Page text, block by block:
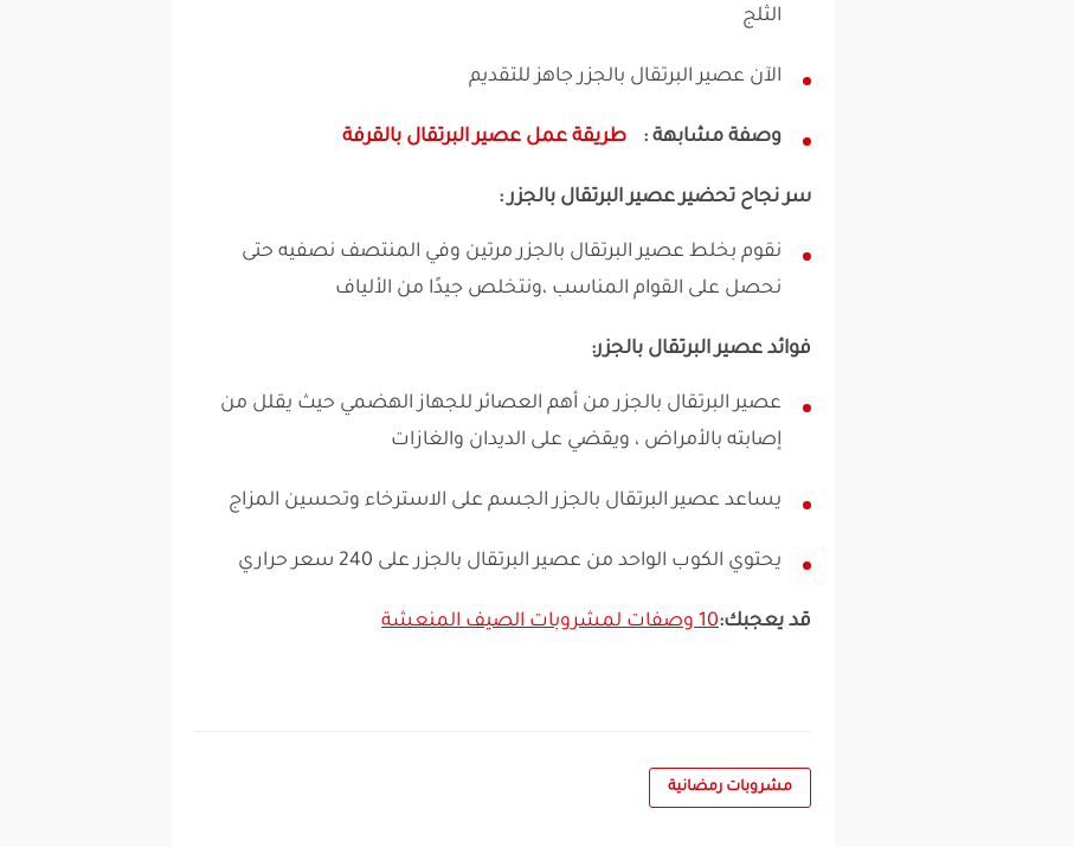
الثلج
الآن عصير البرتقال بالجزر جاهز للتقديم
وصفة مشابهة : طريقة عمل عصير البرتقال بالقرفة
سر نجاح تحضير عصير البرتقال بالجزر :
نقوم بخلط عصير البرتقال بالجزر مرتين وفي المنتصف نصفيه حتى
نحصل على القوام المناسب ،ونتخلص جيدًا من الألياف
فوائد عصير البرتقال بالجزر:
عصير البرتقال بالجزر من أهم العصائر للجهاز الهضمي حيث يقلل من
إصابته بالأمراض ، ويقضي على الديدان والغازات
يساعد عصير البرتقال بالجزر الجسم على الاسترخاء وتحسين المزاج
يحتوي الكوب الواحد من عصير البرتقال بالجزر على 240 سعر حراري
قد يعجبك:10 وصفات لمشروبات الصيف المنعشة
مشروبات رمضانية